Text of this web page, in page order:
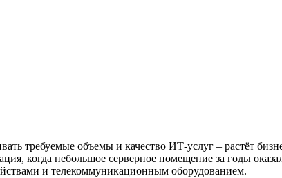
требуемые объемы и качество ИТ-услуг – растёт
когда небольшое серверное помещение за годы
и телекоммуникационным оборудованием.